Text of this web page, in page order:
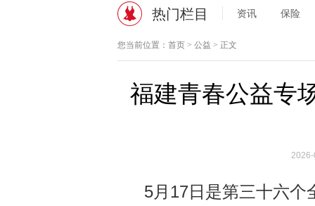
热门栏目 资讯 保险
您当前位置： 首页> 公益 > 正文
福建青春公益专
5月17日是第三十六个